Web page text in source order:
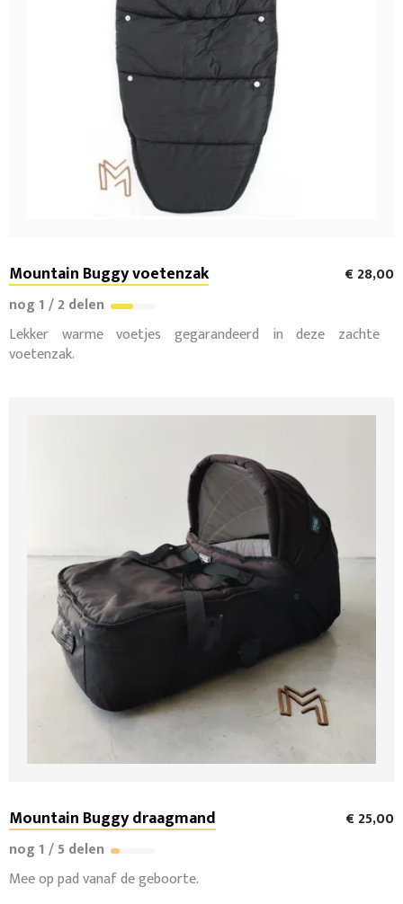
Mountain Buggy voetenzak
€ 28,00
nog 1 / 2 delen
Lekker warme voetjes gegarandeerd in deze zachte
voetenzak.
Mountain Buggy draagmand
€ 25,00
nog 1 / 5 delen
Mee op pad vanaf de geboorte.